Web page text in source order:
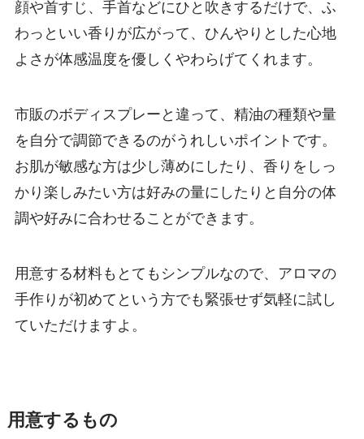
顔や首すじ、手首などにひと吹きするだけで、ふ
わっといい香りが広がって、ひんやりとした心地
よさが体感温度を優しくやわらげてくれます。
市販のボディスプレーと違って、精油の種類や量
を自分で調節できるのがうれしいポイントです。
お肌が敏感な方は少し薄めにしたり、香りをしっ
かり楽しみたい方は好みの量にしたりと自分の体
調や好みに合わせることができます。
用意する材料もとてもシンプルなので、アロマの
手作りが初めてという方でも緊張せず気軽に試し
ていただけますよ。
用意するもの